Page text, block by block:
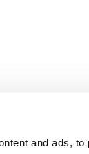
and ads,